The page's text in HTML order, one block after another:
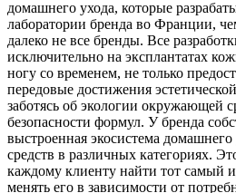
домашнего ухода, которые
лаборатории бренда во Франции,
далеко не все бренды. Все
исключительно на эксплантатах
ногу со временем, не только
передовые достижения
заботясь об экологии окружающей
безопасности формул. У бренда
выстроенная экосистема домашнего
средств в различных категориях.
каждому клиенту найти тот самый
менять его в зависимости от